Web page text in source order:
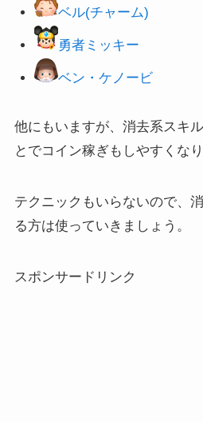
ベル(チャーム)
勇者ミッキー
ベン・ケノービ
他にもいますが、消去系スキ
とでコイン稼ぎもしやすくなり
テクニックもいらないので、
る方は使っていきましょう。
スポンサードリンク